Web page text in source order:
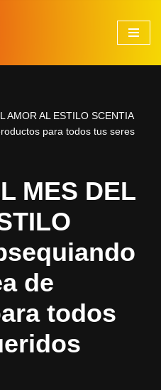
AMOR AL ESTILO SCENTIA
para todos tus seres
MES DEL
de
todos